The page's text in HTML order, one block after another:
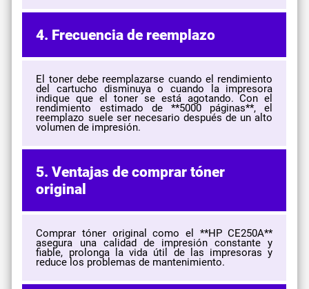
4. Frecuencia de reemplazo
El toner debe reemplazarse cuando el rendimiento
del cartucho disminuya o cuando la impresora
indique que el toner se está agotando. Con el
rendimiento estimado de **5000 páginas**, el
reemplazo suele ser necesario después de un alto
volumen de impresión.
5. Ventajas de comprar tóner
original
Comprar tóner original como el **HP CE250A**
asegura una calidad de impresión constante y
fiable, prolonga la vida útil de las impresoras y
reduce los problemas de mantenimiento.